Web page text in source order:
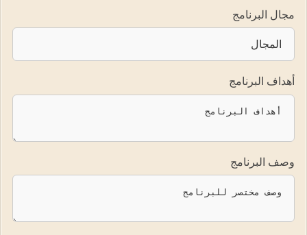
مجال البرنامج
أهداف البرنامج
وصف البرنامج